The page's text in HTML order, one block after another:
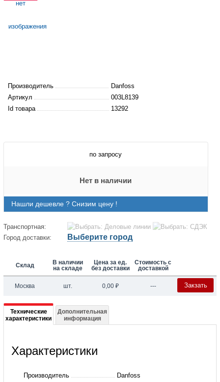
Производитель
Danfoss
Артикул
003L8139
Id товара
13292
по запросу
Нет в наличии
Нашли дешевле ? Снизим цену !
Транспортная:
Город доставки:
Выберите город
Склад
В наличии
на складе
Цена за ед.
без доставки
Стоимость с
доставкой
Москва шт. 0,00 ₽ --- Закзать
Подробная
информация
003L8139
Технические
характеристики
Дополнительная
информация
Характеристики
Производитель Danfoss